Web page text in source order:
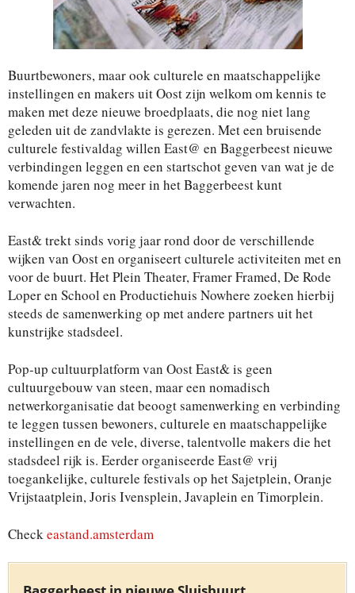
Buurtbewoners, maar ook culturele en maatschappelijke
instellingen en makers uit Oost zijn welkom om kennis te
maken met deze nieuwe broedplaats, die nog niet lang
geleden uit de zandvlakte is gerezen. Met een bruisende
culturele festivaldag willen East@ en Baggerbeest nieuwe
verbindingen leggen en een startschot geven van wat je de
komende jaren nog meer in het Baggerbeest kunt
verwachten.
East& trekt sinds vorig jaar rond door de verschillende
wijken van Oost en organiseert culturele activiteiten met en
voor de buurt. Het Plein Theater, Framer Framed, De Rode
Loper en School en Productiehuis Nowhere zoeken hierbij
steeds de samenwerking op met andere partners uit het
kunstrijke stadsdeel.
Pop-up cultuurplatform van Oost East& is geen
cultuurgebouw van steen, maar een nomadisch
netwerkorganisatie dat beoogt samenwerking en verbinding
te leggen tussen bewoners, culturele en maatschappelijke
instellingen en de vele, diverse, talentvolle makers die het
stadsdeel rijk is. Eerder organiseerde East@ vrij
toegankelijke, culturele festivals op het Sajetplein, Oranje
Vrijstaatplein, Joris Ivensplein, Javaplein en Timorplein.
Check eastand.amsterdam